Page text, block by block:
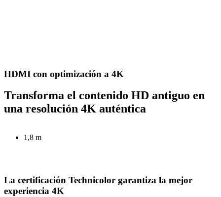
HDMI con optimización a 4K
Transforma el contenido HD antiguo en
una resolución 4K auténtica
1,8 m
La certificación Technicolor garantiza la mejor
experiencia 4K